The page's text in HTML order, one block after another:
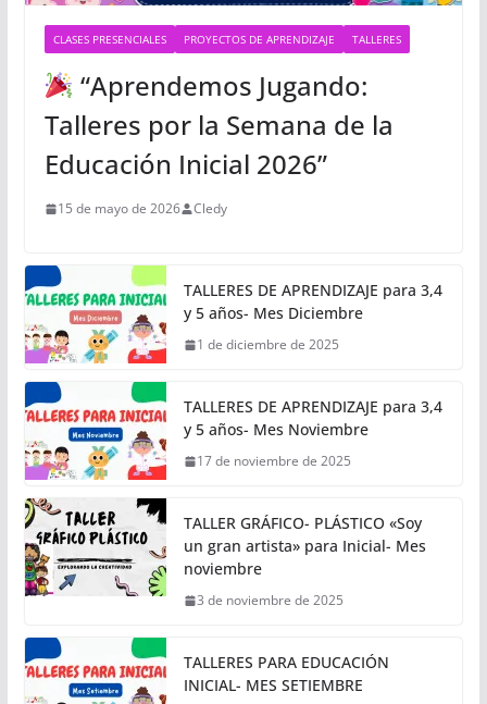
CLASES PRESENCIALES PROYECTOS DE APRENDIZAJE TALLERES
“Aprendemos Jugando:
Talleres por la Semana de la
Educación Inicial 2026”
15 de mayo de 2026 Cledy
TALLERES DE APRENDIZAJE para 3,4
y 5 años- Mes Diciembre
1 de diciembre de 2025
TALLERES DE APRENDIZAJE para 3,4
y 5 años- Mes Noviembre
17 de noviembre de 2025
TALLER GRÁFICO- PLÁSTICO «Soy
un gran artista» para Inicial- Mes
noviembre
3 de noviembre de 2025
TALLERES PARA EDUCACIÓN
INICIAL- MES SETIEMBRE